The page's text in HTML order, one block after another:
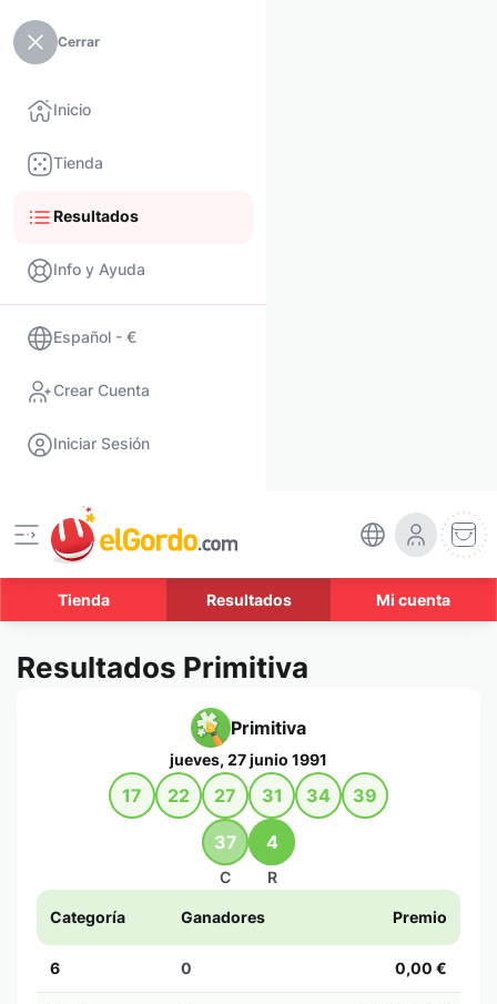
Cerrar
Inicio
Tienda
Resultados
Info y Ayuda
Español - €
Crear Cuenta
Iniciar Sesión
Tienda Resultados Mi cuenta
Resultados Primitiva
Primitiva
jueves, 27 junio 1991
17 22 27 31 34 39
37
C
4
R
Categoría Ganadores Premio
6 0 0,00 €